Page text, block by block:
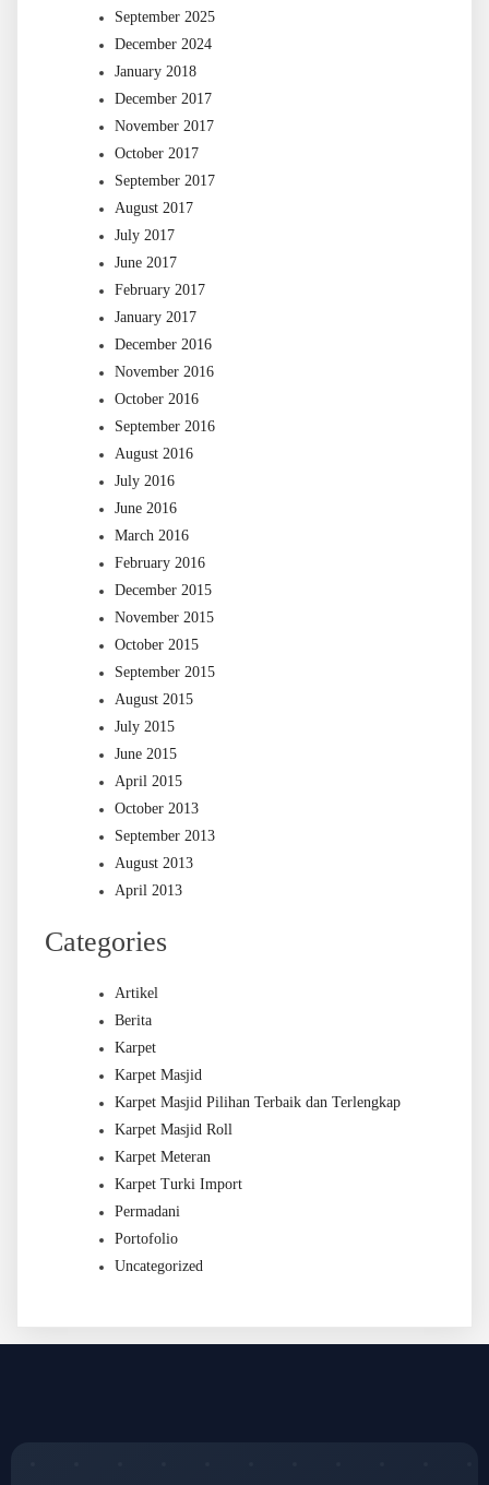
September 2025
December 2024
January 2018
December 2017
November 2017
October 2017
September 2017
August 2017
July 2017
June 2017
February 2017
January 2017
December 2016
November 2016
October 2016
September 2016
August 2016
July 2016
June 2016
March 2016
February 2016
December 2015
November 2015
October 2015
September 2015
August 2015
July 2015
June 2015
April 2015
October 2013
September 2013
August 2013
April 2013
Categories
Artikel
Berita
Karpet
Karpet Masjid
Karpet Masjid Pilihan Terbaik dan Terlengkap
Karpet Masjid Roll
Karpet Meteran
Karpet Turki Import
Permadani
Portofolio
Uncategorized